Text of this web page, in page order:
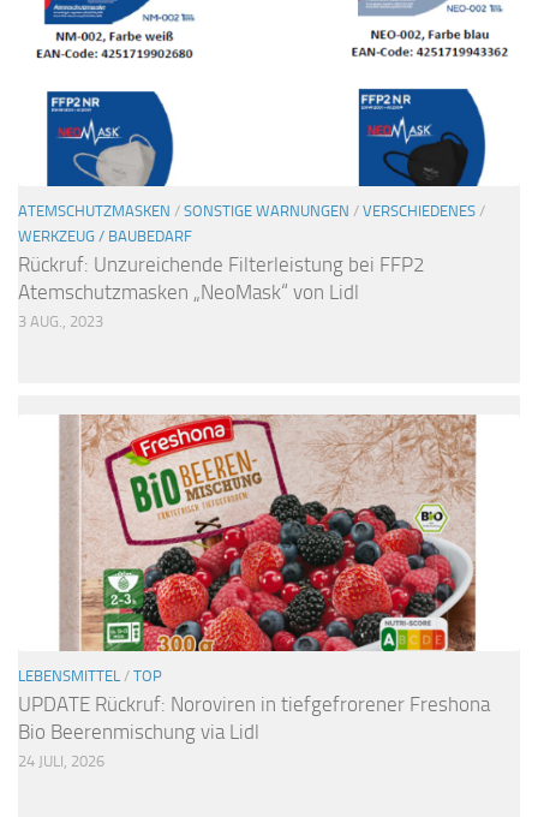
ATEMSCHUTZMASKEN / SONSTIGE WARNUNGEN / VERSCHIEDENES /
WERKZEUG / BAUBEDARF
Rückruf: Unzureichende Filterleistung bei FFP2
Atemschutzmasken „NeoMask“ von Lidl
3 AUG., 2023
LEBENSMITTEL / TOP
UPDATE Rückruf: Noroviren in tiefgefrorener Freshona
Bio Beerenmischung via Lidl
24 JULI, 2026